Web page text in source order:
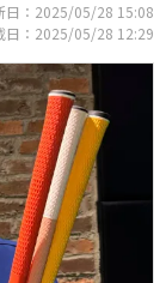
日：2025/05/28 15:08
日：2025/05/28 12:29